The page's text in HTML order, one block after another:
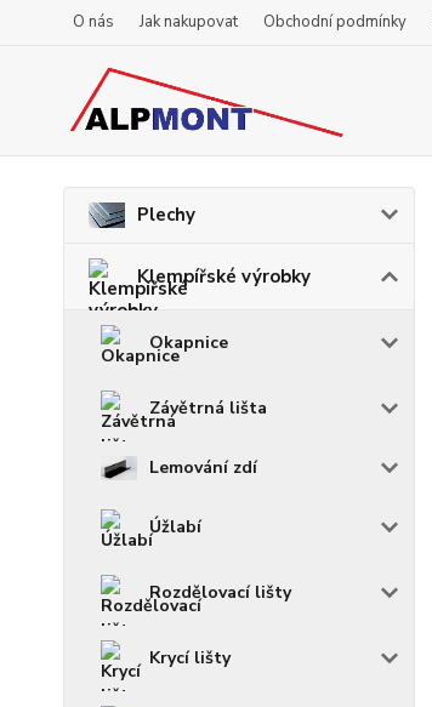
O nás Jak nakupovat Obchodní podmínky
Plechy
Klempířské výrobky
Okapnice
Závětrná lišta
Lemování zdí
Úžlabí
Rozdělovací lišty
Krycí lišty